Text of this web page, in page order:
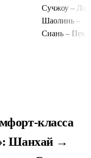
Сучжоу –
Шаолинь –
Сиань –
класса
Шанхай →